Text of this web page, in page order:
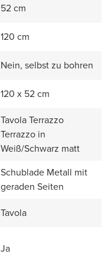
52 cm
120 cm
Nein, selbst zu bohren
120 x 52 cm
Tavola Terrazzo
Terrazzo in
Weiß/Schwarz matt
Schublade Metall mit
geraden Seiten
Tavola
Ja